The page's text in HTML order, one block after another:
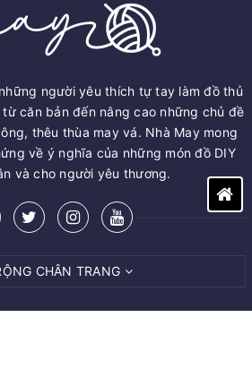
người yêu thích tự tay làm đồ thủ
căn bản đến nâng cao những chủ đề
thêu thùa may vá. Nhà May mong
về ý nghĩa của những món đồ DIY
và cho người yêu thương.
CHÂN TRANG